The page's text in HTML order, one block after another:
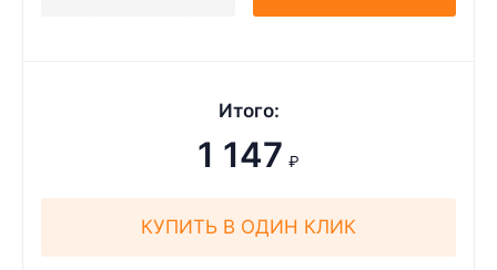
Итого:
1 147 ₽
КУПИТЬ В ОДИН КЛИК